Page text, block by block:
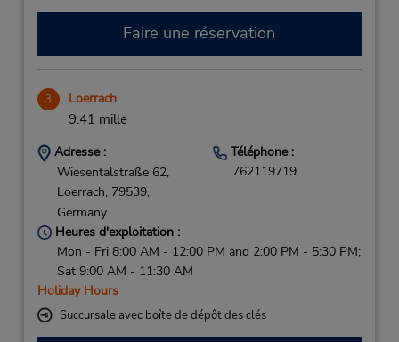
Faire une réservation
3 Loerrach
9.41 mille
Adresse :
Wiesentalstraße 62,
Loerrach, 79539,
Germany
Téléphone :
762119719
Heures d'exploitation :
Mon - Fri 8:00 AM - 12:00 PM and 2:00 PM - 5:30 PM;
Sat 9:00 AM - 11:30 AM
Holiday Hours
Succursale avec boîte de dépôt des clés